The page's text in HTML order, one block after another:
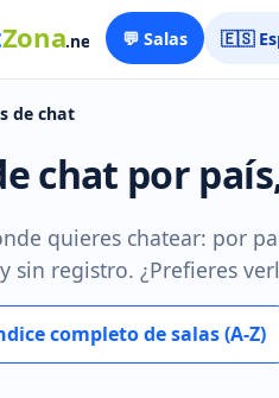
💬 Salas 🇪🇸
de chat
chat por
quieres chatear: por
sin registro. ¿Prefieres
completo de salas (A-Z)